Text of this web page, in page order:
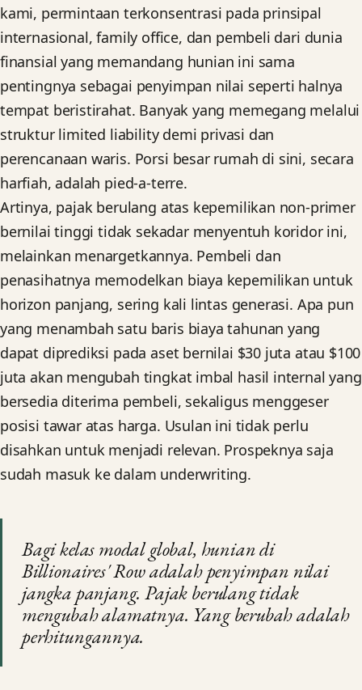
kami, permintaan terkonsentrasi pada prinsipal
internasional, family office, dan pembeli dari dunia
finansial yang memandang hunian ini sama
pentingnya sebagai penyimpan nilai seperti halnya
tempat beristirahat. Banyak yang memegang melalui
struktur limited liability demi privasi dan
perencanaan waris. Porsi besar rumah di sini, secara
harfiah, adalah pied-a-terre.
Artinya, pajak berulang atas kepemilikan non-primer
bernilai tinggi tidak sekadar menyentuh koridor ini,
melainkan menargetkannya. Pembeli dan
penasihatnya memodelkan biaya kepemilikan untuk
horizon panjang, sering kali lintas generasi. Apa pun
yang menambah satu baris biaya tahunan yang
dapat diprediksi pada aset bernilai $30 juta atau $100
juta akan mengubah tingkat imbal hasil internal yang
bersedia diterima pembeli, sekaligus menggeser
posisi tawar atas harga. Usulan ini tidak perlu
disahkan untuk menjadi relevan. Prospeknya saja
sudah masuk ke dalam underwriting.
Bagi kelas modal global, hunian di
Billionaires' Row adalah penyimpan nilai
jangka panjang. Pajak berulang tidak
mengubah alamatnya. Yang berubah adalah
perhitungannya.